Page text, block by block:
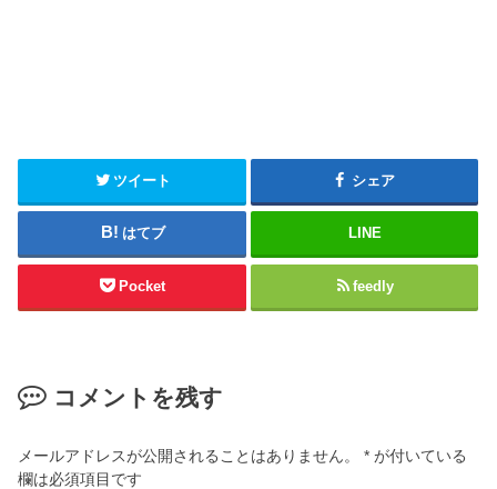
ツイート シェア
はてブ LINE
Pocket feedly
コメントを残す
メールアドレスが公開されることはありません。 * が付いている
欄は必須項目です